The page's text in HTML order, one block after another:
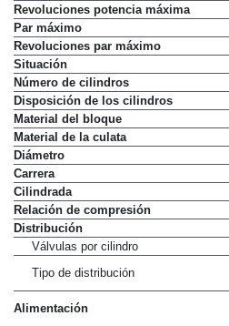
Revoluciones potencia máxima
Par máximo
Revoluciones par máximo
Situación
Número de cilindros
Disposición de los cilindros
Material del bloque
Material de la culata
Diámetro
Carrera
Cilindrada
Relación de compresión
Distribución
Válvulas por cilindro
Tipo de distribución
Alimentación